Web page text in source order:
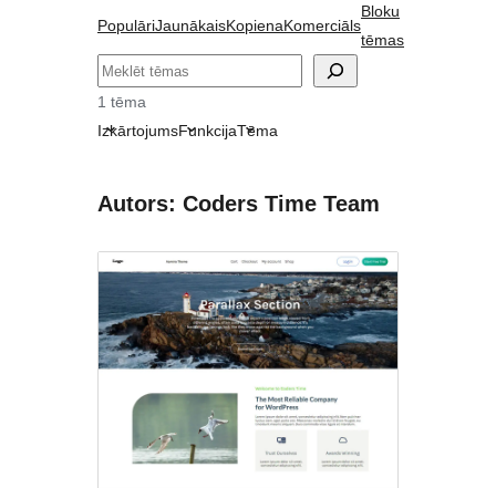
PopulāriJaunākaisKopienaKomerciāls
Bloku
tēmas
Meklēt
1 tēma
IzkārtojumsFunkcijaTēma
Autors: Coders Time Team